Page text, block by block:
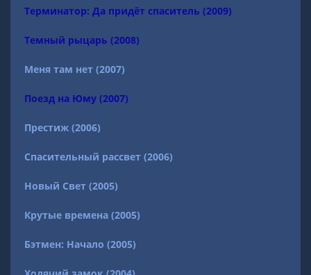
Терминатор: Да придёт спаситель (2009)
Темный рыцарь (2008)
Меня там нет (2007)
Поезд на Юму (2007)
Престиж (2006)
Спасительный рассвет (2006)
Новый Свет (2005)
Крутые времена (2005)
Бэтмен: Начало (2005)